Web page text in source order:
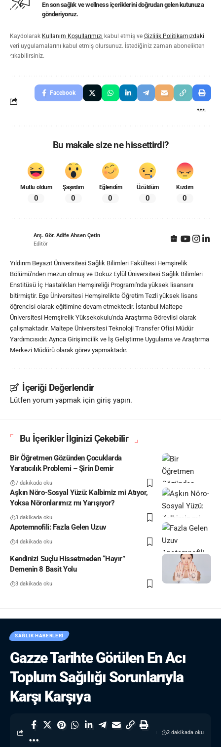
En son sağlık ve wellness içeriklerini doğrudan gelen kutunuza
gönderiyoruz.
Kaydolarak Kullanım Koşullarımızı kabul etmiş ve Gizlilik Politikamızdaki
veri uygulamalarını kabul etmiş olursunuz. İstediğiniz zaman abonelikten
çıkabilirsiniz.
Facebook
Bu makale size ne hissettirdi?
Mutlu oldum
0
Şaşırdım
0
Eğlendim
0
Üzüldüm
0
Kızdım
0
Arş. Gör. Adife Ahsen Çetin
Editör
Yıldırım Beyazıt Üniversitesi Sağlık Bilimleri Fakültesi Hemşirelik
Bölümü'nden mezun olmuş ve Dokuz Eylül Üniversitesi Sağlık Bilimleri
Enstitüsü İç Hastalıkları Hemşireliği Programı'nda yüksek lisansını
bitirmiştir. Ege Üniversitesi Hemşirelikte Öğretim Tezli yüksek lisans
öğrencisi olarak eğitimine devam etmektedir. İstanbul Maltepe
Üniversitesi Hemşirelik Yüksekokulu'nda Araştırma Görevlisi olarak
çalışmaktadır. Maltepe Üniversitesi Teknoloji Transfer Ofisi Müdür
Yardımcısıdır. Ayrıca Girişimcilik ve İş Geliştirme Uygulama ve Araştırma
Merkezi Müdürü olarak görev yapmaktadır.
İçeriği Değerlendir
Lütfen yorum yapmak için giriş yapın.
Bu İçerikler İlginizi Çekebilir
Bir Öğretmen Gözünden Çocuklarda
Yaratıcılık Problemi – Şirin Demir
7 dakikada oku
Aşkın Nöro-Sosyal Yüzü: Kalbimiz mi Atıyor,
Yoksa Nöronlarımız mı Yarışıyor?
3 dakikada oku
Apotemnofili: Fazla Gelen Uzuv
4 dakikada oku
Kendinizi Suçlu Hissetmeden “Hayır”
Demenin 8 Basit Yolu
3 dakikada oku
SAĞLIK HABERLERI
Gazze Tarihte Görülen En Acı
Toplum Sağılığı Sorunlarıyla
Karşı Karşıya
2 dakikada oku